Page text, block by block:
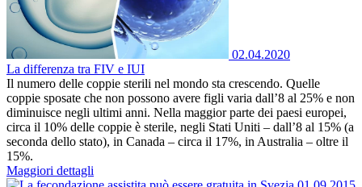
02.04.2020
La differenza tra FIV e IUI
Il numero delle coppie sterili nel mondo sta crescendo. Quelle
coppie sposate che non possono avere figli varia dall’8 al 25% e non
diminuisce negli ultimi anni. Nella maggior parte dei paesi europei,
circa il 10% delle coppie è sterile, negli Stati Uniti – dall’8 al 15% (a
seconda dello stato), in Canada – circa il 17%, in Australia – oltre il
15%.
Maggiori dettagli